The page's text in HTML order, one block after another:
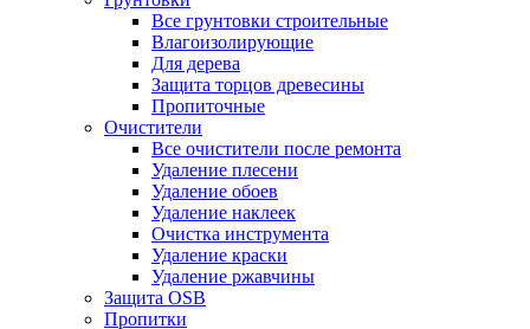
Все грунтовки строительные
Влагоизолирующие
Для дерева
Защита торцов древесины
Пропиточные
Очистители
Все очистители после ремонта
Удаление плесени
Удаление обоев
Удаление наклеек
Очистка инструмента
Удаление краски
Удаление ржавчины
Защита OSB
Пропитки